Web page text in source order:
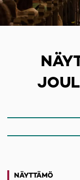
NÄYTTÄMÖ